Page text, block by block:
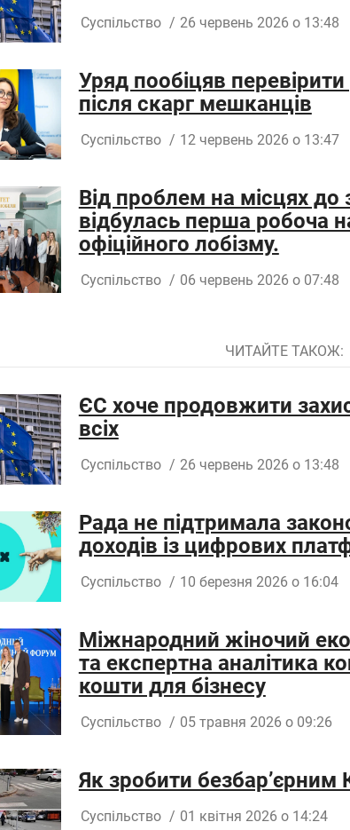
Суспільство / 26 червень 2026 о 13:48
Уряд пообіцяв
після скарг мешканців
Суспільство / 12 червень 2026 о 13:47
Від проблем на місцях до
відбулась перша робоча
офіційного лобізму.
Суспільство / 06 червень 2026 о 07:48
ЧИТАЙТЕ ТАКОЖ:
ЄС хоче продовжити
всіх
Суспільство / 26 червень 2026 о 13:48
Рада не підтримала
доходів із цифрових
Суспільство / 10 березня 2026 о 16:04
Міжнародний жіночий
та експертна аналітика
кошти для бізнесу
Суспільство / 05 травня 2026 о 09:26
Як зробити безбар’єрним
Суспільство / 01 квітня 2026 о 14:24